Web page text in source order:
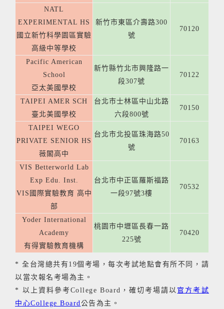
NATL
EXPERIMENTAL HS
國立新竹科學園區實驗
高級中等學校
新竹市東區介壽路300
號
70120
Pacific American
School
亞太美國學校
新竹縣竹北市興隆路一
段307號
70122
TAIPEI AMER SCH
臺北美國學校
台北市士林區中山北路
六段800號
70150
TAIPEI WEGO
PRIVATE SENIOR HS
薇閣高中
台北市北投區珠海路50
號
70163
VIS Betterworld Lab
Exp Edu. Inst.
VIS國際實驗教育 高中
部
台北市中正區羅斯福路
一段97號3樓
70532
Yoder International
Academy
有得實驗教育機構
桃園市中壢區長春一路
225號
70420
* 全台灣總共有19個考場，每次考試地點會有所不同，請
以當次報名考場為主。
* 以上資料參考College Board，確切考場請以 官方考試
中心College Board 公告為主。